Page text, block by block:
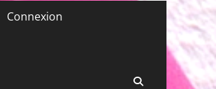
Connexion
Recherche